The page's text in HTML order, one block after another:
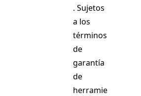
. Sujetos
a los
términos
de
garantía
de
herramie